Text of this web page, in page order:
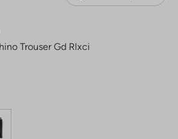
Trouser Gd Rlxci